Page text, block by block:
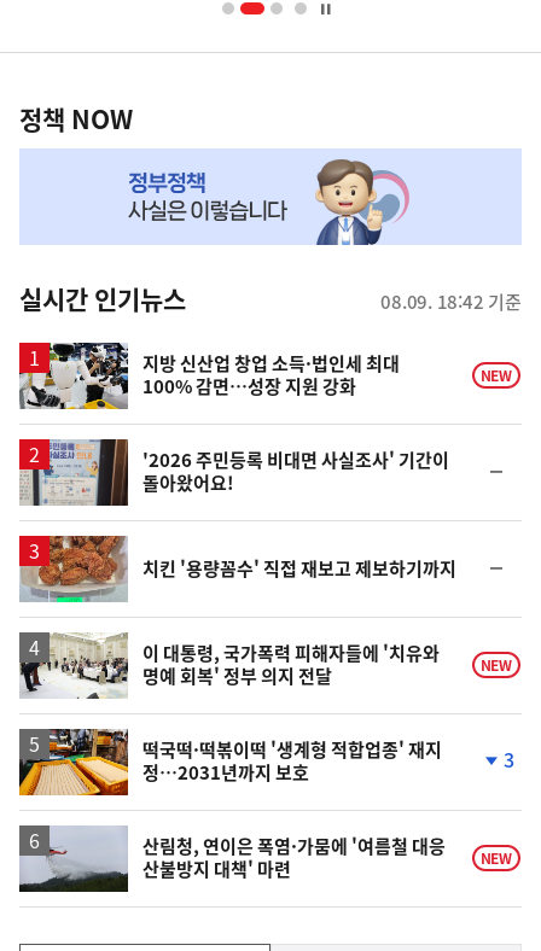
영
책
NOW,
뉴
스
정책 NOW
실시간 인기뉴스 08.09. 18:42 기준
지방 신산업 창업 소득·법인세 최대
100% 감면…성장 지원 강화
NEW
'2026 주민등록 비대면 사실조사' 기간이
돌아왔어요!
일
치킨 '용량꼼수' 직접 재보고 제보하기까지
일
이 대통령, 국가폭력 피해자들에 '치유와
명예 회복' 정부 의지 전달
NEW
떡국떡·떡볶이떡 '생계형 적합업종' 재지
정…2031년까지 보호
하
락
3
산림청, 연이은 폭염·가뭄에 '여름철 대응
산불방지 대책' 마련
NEW